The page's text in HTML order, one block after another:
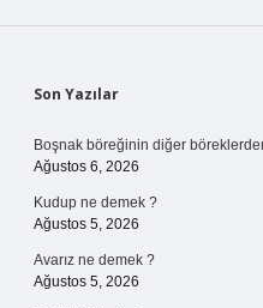
Sidebar
Son Yazılar
Boşnak böreğinin diğer
Ağustos 6, 2026
Kudup ne demek ?
Ağustos 5, 2026
Avarız ne demek ?
Ağustos 5, 2026